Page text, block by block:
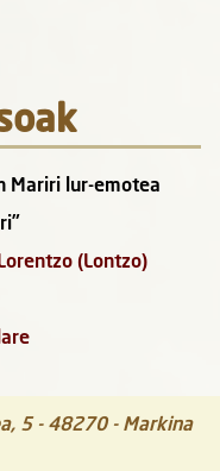
Mariri lur-emotea
(Lontzo)
5 - 48270- Markina